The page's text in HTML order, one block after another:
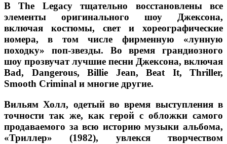
В The Legacy тщательно восстановлены все
элементы оригинального шоу Джексона,
включая костюмы, свет и хореографические
номера, в том числе фирменную «лунную
походку» поп-звезды. Во время грандиозного
шоу прозвучат лучшие песни Джексона, включая
Bad, Dangerous, Billie Jean, Beat It, Thriller,
Smooth Criminal и многие другие.
Вильям Холл, одетый во время выступления в
точности так же, как герой с обложки самого
продаваемого за всю историю музыки альбома,
«Триллер» (1982), увлекся творчеством